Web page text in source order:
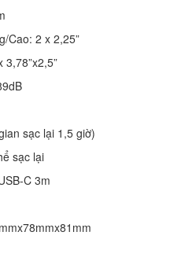
Cao: 2 x 2,25”
sạc lại 1,5 giờ)
sạc lại
C 3m